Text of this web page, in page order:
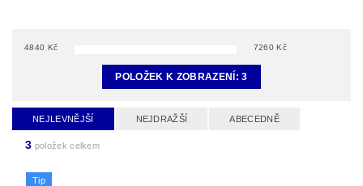
4840 Kč 7260 Kč
POLOŽEK K ZOBRAZENÍ:3
NEJLEVNĚJŠÍ NEJDRAŽŠÍ ABECEDNĚ
3 položek celkem
Tip